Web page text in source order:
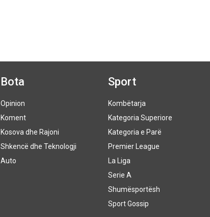
Bota
Opinion
Koment
Kosova dhe Rajoni
Shkencë dhe Teknologji
Auto
Sport
Kombëtarja
Kategoria Superiore
Kategoria e Parë
Premier League
La Liga
Serie A
Shumësportësh
Sport Gossip